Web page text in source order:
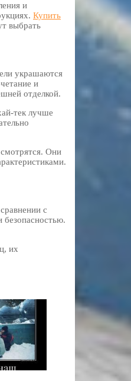
и
Купить
выбрать
украшаются
и
отделкой.
тек лучше
Они
с
безопасностью.
их